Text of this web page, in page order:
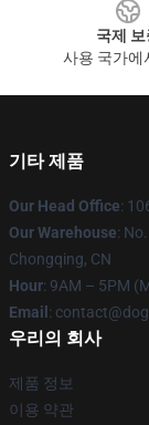
국제 보
사용 국가에
기타 제품
Our Head Office:
Our Warehouse:
Chongqing, CN
Hour: 9AM – 5PM
Email :
우리의 회사
제품 정보
이용 약관